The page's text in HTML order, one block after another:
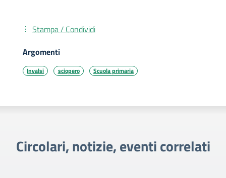
Stampa / Condividi
Argomenti
Invalsi sciopero Scuola primaria
Circolari, notizie, eventi correlati